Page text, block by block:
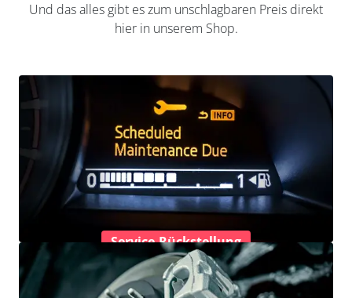
Und das alles gibt es zum unschlagbaren Preis direkt
hier in unserem Shop.
Service-Rückstellung